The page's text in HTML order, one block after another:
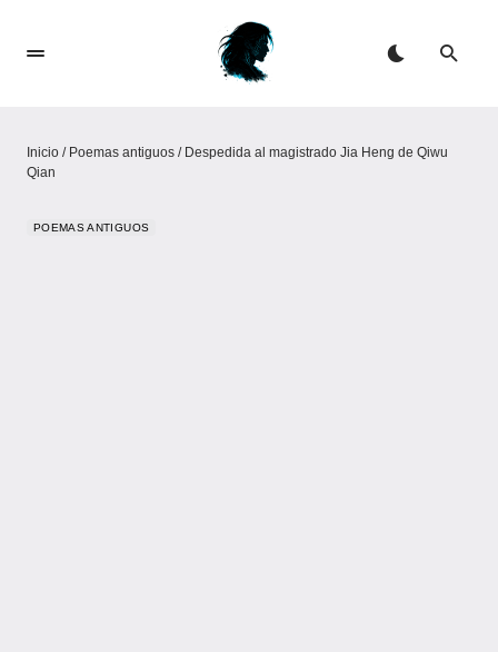
Inicio / Poemas antiguos / Despedida al magistrado Jia Heng de Qiwu
Qian
POEMAS ANTIGUOS